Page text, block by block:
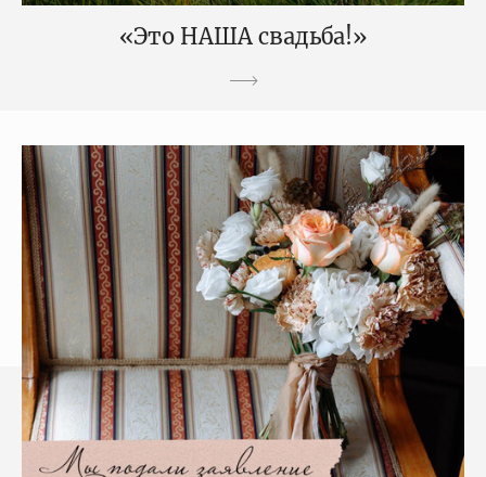
«Это НАША свадьба!»